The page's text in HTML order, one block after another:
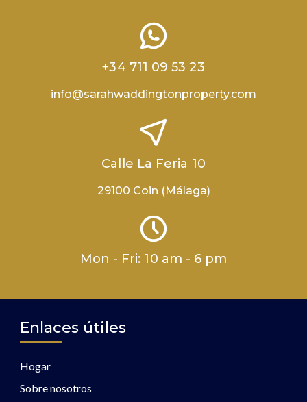
+34 711 09 53 23
info@sarahwaddingtonproperty.com
Calle La Feria 10
29100 Coin (Málaga)
Mon - Fri: 10 am - 6 pm
Enlaces útiles
Hogar
Sobre nosotros